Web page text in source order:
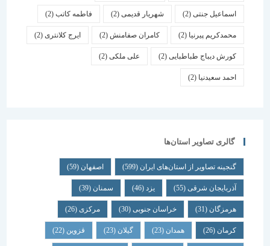
اسماعیل جنتی(2) شهریار قدیمی(2) فاطمه کاتب(2)
محمدکریم پیرنیا (2) کامران صفامنش(2) ایرج کلانتری (2)
کورش دیباج طباطبایی(2) علی ملکی(2)
احمد سعیدنیا (2)
گالری تصاویر استان‌ها
گنجینه تصاویر از استان‌های ایران(599) اصفهان (59)
آذربایجان شرقی(55) یزد سمنان (39)
هرمزگان(31) خراسان جنوبی(30) مرکزی (26)
همدان گیلان قزوین